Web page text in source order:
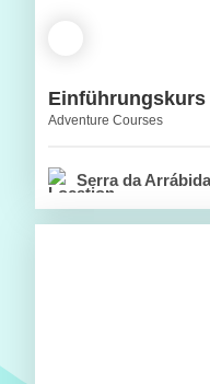
Einführungskurs
Adventure Courses
Serra da Arrábida